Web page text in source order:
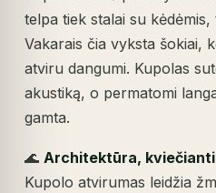
telpa tiek stalai su
Vakarais čia vyksta šokiai,
atviru dangumi. Kupolas
akustiką, o permatomi
gamta.
🌊Architektūra,
Kupolo atvirumas leidžia